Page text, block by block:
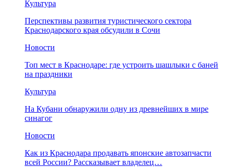
Культура
Перспективы развития туристического сектора
Краснодарского края обсудили в Сочи
Новости
Топ мест в Краснодаре: где устроить шашлыки с баней
на праздники
Культура
На Кубани обнаружили одну из древнейших в мире
синагог
Новости
Как из Краснодара продавать японские автозапчасти
всей России? Рассказывает владелец…